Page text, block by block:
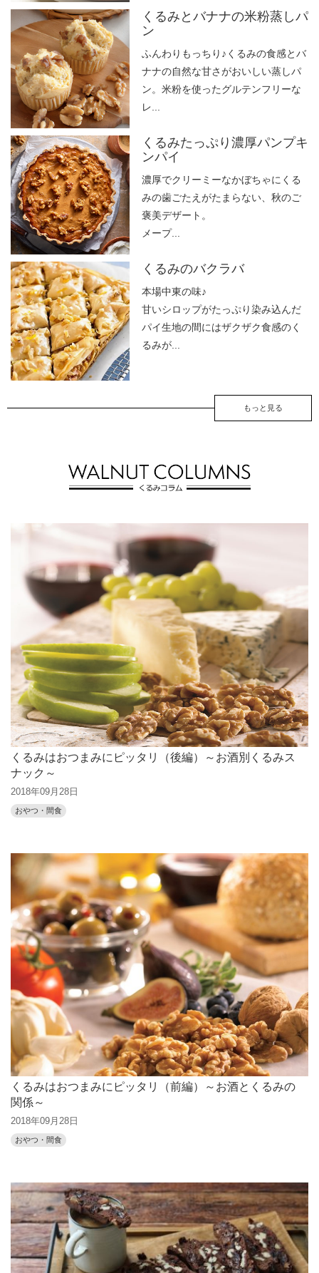
くるみとバナナの米粉蒸しパ
ン
ふんわりもっちり♪くるみの食感とバ
ナナの自然な甘さがおいしい蒸しパ
ン。米粉を使ったグルテンフリーな
レ...
くるみたっぷり濃厚パンプキ
ンパイ
濃厚でクリーミーなかぼちゃにくる
みの歯ごたえがたまらない、秋のご
褒美デザート。
メープ...
くるみのバクラバ
本場中東の味♪
甘いシロップがたっぷり染み込んだ
パイ生地の間にはザクザク食感のく
るみが...
もっと見る
くるみはおつまみにピッタリ（後編）～お酒別くるみス
ナック～
2018年09月28日
おやつ・間食
くるみはおつまみにピッタリ（前編）～お酒とくるみの
関係～
2018年09月28日
おやつ・間食